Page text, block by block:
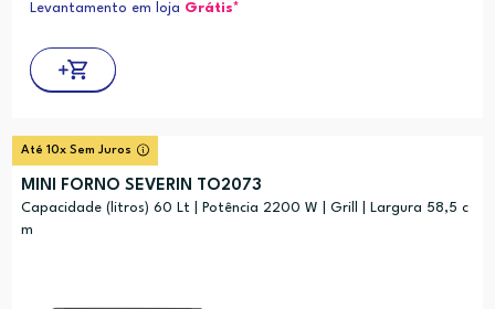
Levantamento em loja Grátis*
Até 10x Sem Juros
MINI FORNO SEVERIN TO2073
Capacidade (litros) 60 Lt | Potência 2200 W | Grill | Largura 58,5 c
m